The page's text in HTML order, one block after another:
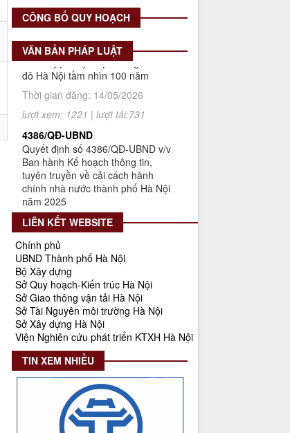
CÔNG BỐ QUY HOẠCH
VĂN BẢN PHÁP LUẬT
2512/QĐ-UBND
Quyết định số 2512/QĐ-UBND v/v
đô Hà Nội tầm nhìn 100 năm
Thời gian đăng: 14/05/2026
lượt xem: 1221 | lượt tải:731
4386/QĐ-UBND
Quyết định số 4386/QĐ-UBND v/v
Ban hành Kế hoạch thông tin,
tuyên truyền về cải cách hành
chính nhà nước thành phố Hà Nội
năm 2025
Thời gian đăng: 25/08/2025
lượt xem: 567 | lượt tải:266
55-KH/ĐU
Kế hoạch Triển khai Phong trào
"Bình dân học vụ số"
Thời gian đăng: 02/06/2025
lượt xem: 622 | lượt tải:268
Số 27/UBND-ĐT
Triển khai thực hiện Nghị quyết số
34/2024/NQ-HĐND ngày
19/11/2024 của Hội đồng nhân dân
Thành phố.
Thời gian đăng: 08/01/2025
lượt xem: 947 | lượt tải:404
LIÊN KẾT WEBSITE
Chính phủ
UBND Thành phố Hà Nội
Bộ Xây dựng
Sở Quy hoạch-Kiến trúc Hà Nội
Sở Giao thông vận tải Hà Nội
Sở Tài Nguyên môi trường Hà Nội
Sở Xây dựng Hà Nội
Viện Nghiên cứu phát triển KTXH Hà Nội
TIN XEM NHIỀU